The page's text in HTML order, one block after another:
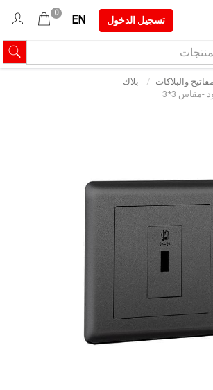
تسجيل الدخول EN
0
والبلاكات
بلاك
مقاس 3*3